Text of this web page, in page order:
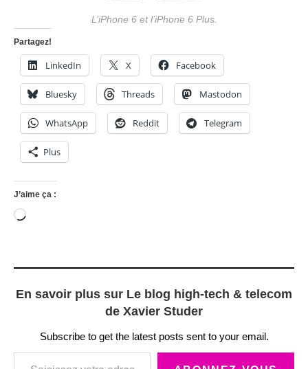
L’iPhone 6 et l’iPhone 6 Plus.
Partagez!
LinkedIn X Facebook
Bluesky Threads Mastodon
WhatsApp Reddit Telegram
Plus
J’aime ça :
Chargement…
En savoir plus sur Le blog high-tech & telecom
de Xavier Studer
Subscribe to get the latest posts sent to your email.
Saisissez votre adresse e-mail…